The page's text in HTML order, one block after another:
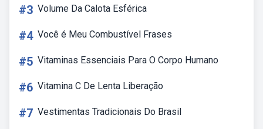
#3 Volume Da Calota Esférica
#4 Você é Meu Combustível Frases
#5 Vitaminas Essenciais Para O Corpo Humano
#6 Vitamina C De Lenta Liberação
#7 Vestimentas Tradicionais Do Brasil